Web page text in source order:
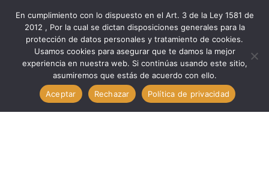
Marcas
Minipa
Accesorios Med TERMOPAR TIPO K // MINIPA MTK-16
En cumplimiento con lo dispuesto en el Art. 3 de la Ley 1581 de
2012 , Por la cual se dictan disposiciones generales para la
protección de datos personales y tratamiento de cookies.
Usamos cookies para asegurar que te damos la mejor
experiencia en nuestra web. Si continúas usando este sitio,
asumiremos que estás de acuerdo con ello.
Aceptar
Rechazar Política de privacidad